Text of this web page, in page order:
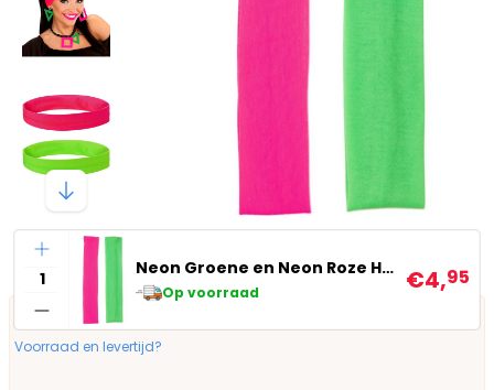
Aantal
Neon Groene en Neon Roze Hoofdband
Op voorraad €4,95
Voorraad en levertijd?